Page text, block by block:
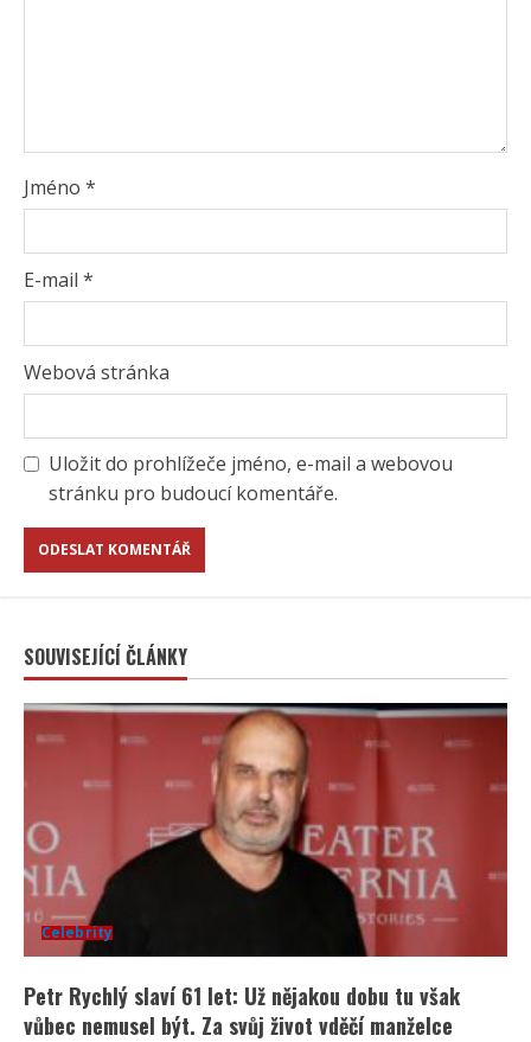
Jméno *
E-mail *
Webová stránka
Uložit do prohlížeče jméno, e-mail a webovou
stránku pro budoucí komentáře.
SOUVISEJÍCÍ ČLÁNKY
Celebrity
Petr Rychlý slaví 61 let: Už nějakou dobu tu však
vůbec nemusel být. Za svůj život vděčí manželce